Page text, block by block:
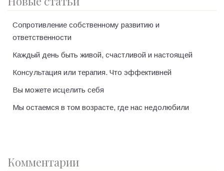
Сопротивление собственному развитию и
ответственности
Каждый день быть живой, счастливой и настоящей
Консультация или терапия. Что эффективней
Вы можете исцелить себя
Мы остаемся в том возрасте, где нас недолюбили
Комментарии